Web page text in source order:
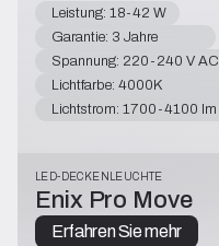
Leistung: 18-42 W
Garantie: 3 Jahre
Spannung: 220-240 V AC
Lichtfarbe: 4000K
Lichtstrom: 1700-4100 lm
LED-DECKENLEUCHTE
Enix Pro Move
Erfahren Sie mehr